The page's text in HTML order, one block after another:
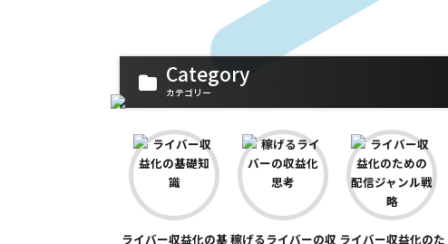
Category
カテゴリー
ライバー収益化の基稼げるライバーの収 ライバー収益化のた